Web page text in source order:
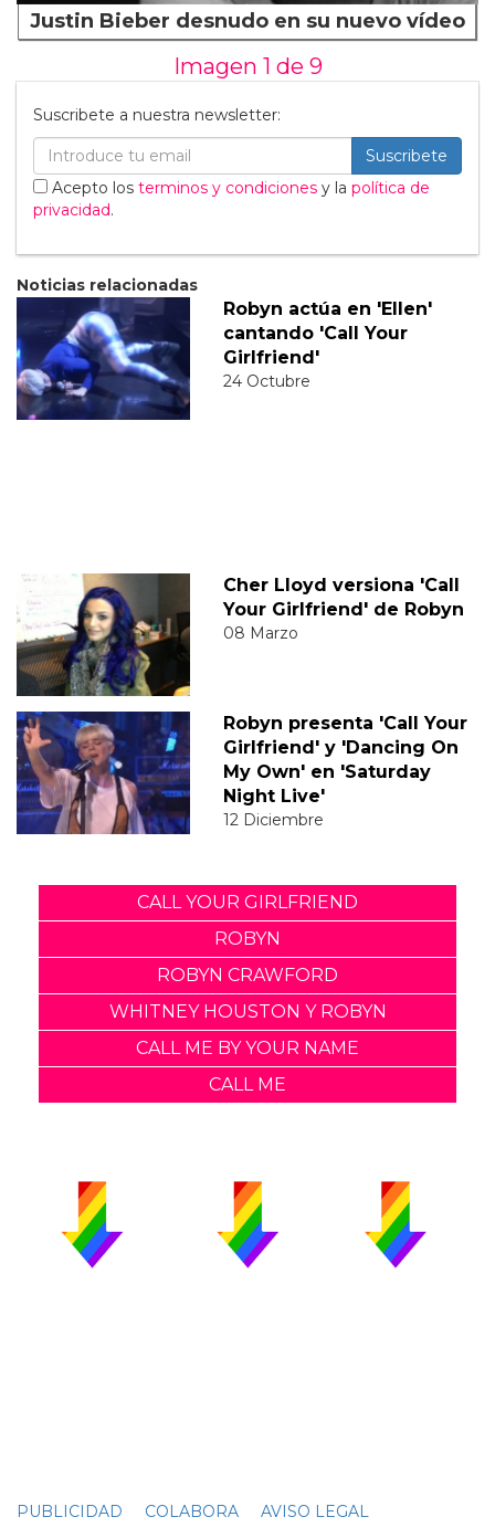
Justin Bieber desnudo en su nuevo vídeo
Imagen 1 de 9
Suscribete a nuestra newsletter:
Suscribete
Acepto los terminos y condiciones y la política de
privacidad.
Noticias relacionadas
Robyn actúa en 'Ellen'
cantando 'Call Your
Girlfriend'
24 Octubre
Cher Lloyd versiona 'Call
Your Girlfriend' de Robyn
08 Marzo
Robyn presenta 'Call Your
Girlfriend' y 'Dancing On
My Own' en 'Saturday
Night Live'
12 Diciembre
CALL YOUR GIRLFRIEND
ROBYN
ROBYN CRAWFORD
WHITNEY HOUSTON Y ROBYN
CALL ME BY YOUR NAME
CALL ME
PUBLICIDAD COLABORA AVISO LEGAL